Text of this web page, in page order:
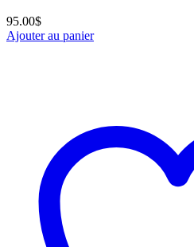
95.00$
Ajouter au panier